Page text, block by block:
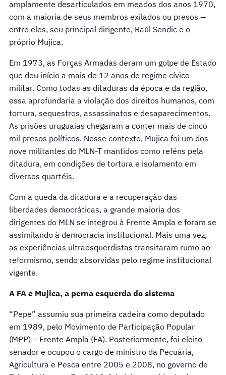
amplamente desarticulados em meados dos anos 1970,
com a maioria de seus membros exilados ou presos —
entre eles, seu principal dirigente, Raúl Sendic e o
próprio Mujica.
Em 1973, as Forças Armadas deram um golpe de Estado
que deu início a mais de 12 anos de regime cívico-
militar. Como todas as ditaduras da época e da região,
essa aprofundaria a violação dos direitos humanos, com
tortura, sequestros, assassinatos e desaparecimentos.
As prisões uruguaias chegaram a conter mais de cinco
mil presos políticos. Nesse contexto, Mujica foi um dos
nove militantes do MLN-T mantidos como reféns pela
ditadura, em condições de tortura e isolamento em
diversos quartéis.
Com a queda da ditadura e a recuperação das
liberdades democráticas, a grande maioria dos
dirigentes do MLN se integrou à Frente Ampla e foram se
assimilando à democracia institucional. Mais uma vez,
as experiências ultraesquerdistas transitaram rumo ao
reformismo, sendo absorvidas pelo regime institucional
vigente.
A FA e Mujica, a perna esquerda do sistema
“Pepe” assumiu sua primeira cadeira como deputado
em 1989, pelo Movimento de Participação Popular
(MPP) – Frente Ampla (FA). Posteriormente, foi eleito
senador e ocupou o cargo de ministro da Pecuária,
Agricultura e Pesca entre 2005 e 2008, no governo de